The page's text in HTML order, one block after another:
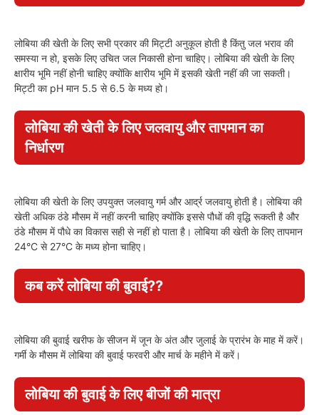
लोबिया की खेती के लिए सभी प्रकार की मिट्टी अनुकूल होती है किंतु जल भराव की
समस्या न हो, इसके लिए उचित जल निकासी होना चाहिए। लोबिया की खेती के लिए
क्षारीय भूमि नहीं होनी चाहिए क्योंकि क्षारीय भूमि में इसकी खेती नहीं की जा सकती।
मिट्टी का pH मान 5.5 से 6.5 के मध्य हो।
लोबिया की खेती के लिए जलवायु और तापमान का
निर्धारण
लोबिया की खेती के लिए उपयुक्त जलवायु गर्म और आर्द्र जलवायु होती है। लोबिया की
खेती अधिक ठंडे मौसम में नहीं करनी चाहिए क्योंकि इससे पौधों की वृद्धि रूकती है और
ठंडे मौसम में पौधे का विकास सही से नहीं हो पाता है। लोबिया की खेती के लिए तापमान
24°C से 27°C के मध्य होना चाहिए।
कब करें लोबिया की बुवाई??
लोबिया की बुवाई खरीफ के सीजन में जून के अंत और जुलाई के प्रारंभ के माह में करें।
गर्मी के मौसम में लोबिया की बुवाई फरवरी और मार्च के महीने में करें।
लोबिया की बुवाई के लिए बीजों की मात्रा